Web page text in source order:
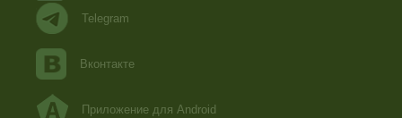
Telegram
Вконтакте
Приложение для Android